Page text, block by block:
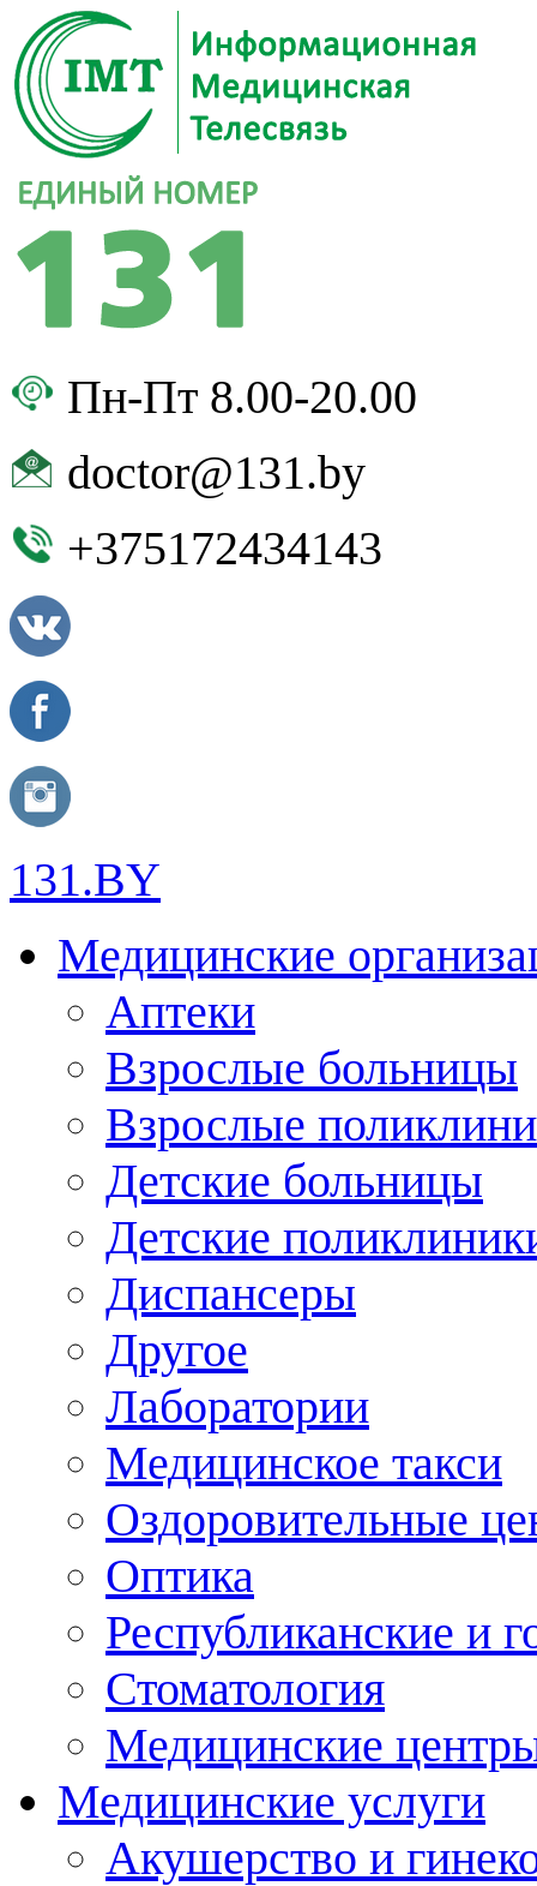
Пн-Пт 8.00-20.00
doctor@131.by
+375172434143
131.BY
Медицинские
Аптеки
Взрослые больницы
Взрослые
Детские больницы
Детские
Диспансеры
Другое
Лаборатории
Медицинское такси
Оздоровительные
Оптика
Республиканские и
Стоматология
Медицинские
Медицинские услуги
Акушерство и